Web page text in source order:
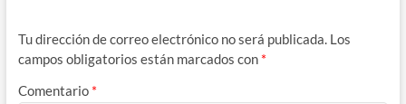
Tu dirección de correo electrónico no será publicada. Los
campos obligatorios están marcados con *
Comentario *